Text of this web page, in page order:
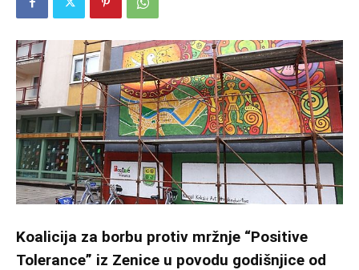
Koalicija za borbu protiv mržnje “Positive
Tolerance” iz Zenice u povodu godišnjice od